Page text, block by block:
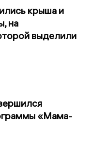
крыша и
на
выделили
«Мама-